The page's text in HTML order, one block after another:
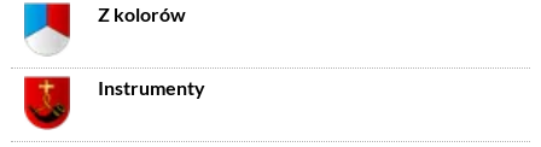
Z kolorów
Instrumenty